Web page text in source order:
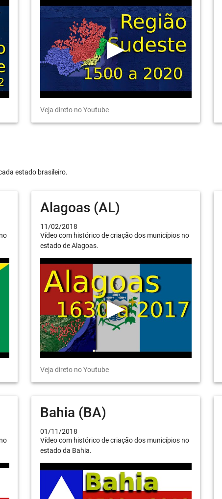
Veja direto no Youtube
estado brasileiro.
Alagoas (AL)
11/02/2018
Vídeo com histórico de criação dos municípios no
estado de Alagoas.
Veja direto no Youtube
Bahia (BA)
01/11/2018
Vídeo com histórico de criação dos municípios no
estado da Bahia.